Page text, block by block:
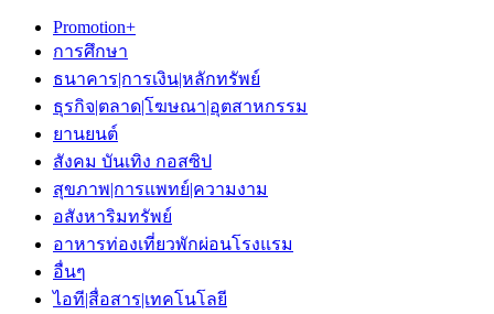
Promotion+
การศึกษา
ธนาคาร|การเงิน|หลักทรัพย์
ธุรกิจ|ตลาด|โฆษณา|อุตสาหกรรม
ยานยนต์
สังคม บันเทิง กอสซิป
สุขภาพ|การแพทย์|ความงาม
อสังหาริมทรัพย์
อาหารท่องเที่ยวพักผ่อนโรงแรม
อื่นๆ
ไอที|สื่อสาร|เทคโนโลยี